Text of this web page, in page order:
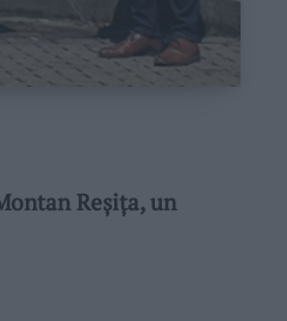
Reșița, un